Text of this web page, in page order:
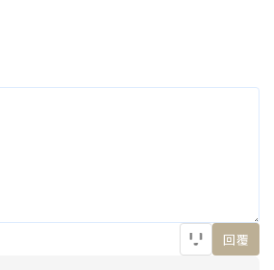
回覆